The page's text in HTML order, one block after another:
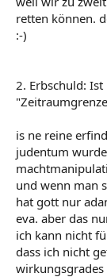
retten können.
:-)
2. Erbschuld:
is ne reine
judentum
und wenn man
hat gott nur
eva. aber das
ich kann nicht
dass ich nicht